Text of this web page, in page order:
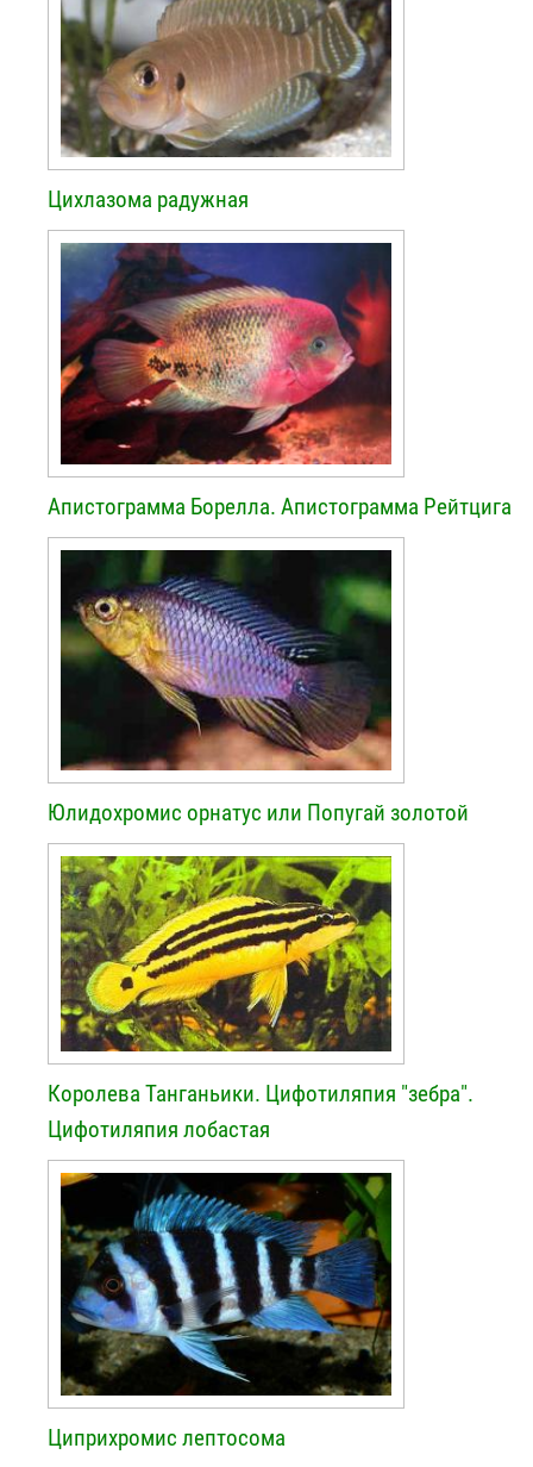
Цихлазома радужная
Апистограмма Борелла. Апистограмма Рейтцига
Юлидохромис орнатус или Попугай золотой
Королева Танганьики. Цифотиляпия "зебра".
Цифотиляпия лобастая
Циприхромис лептосома